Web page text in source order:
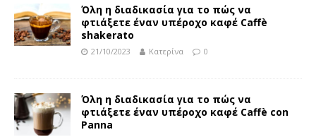
Όλη η διαδικασία για το πώς να
φτιάξετε έναν υπέροχο καφέ Caffè
shakerato
21/10/2023 Κατερίνα 0
Όλη η διαδικασία για το πώς να
φτιάξετε έναν υπέροχο καφέ Caffè con
Panna